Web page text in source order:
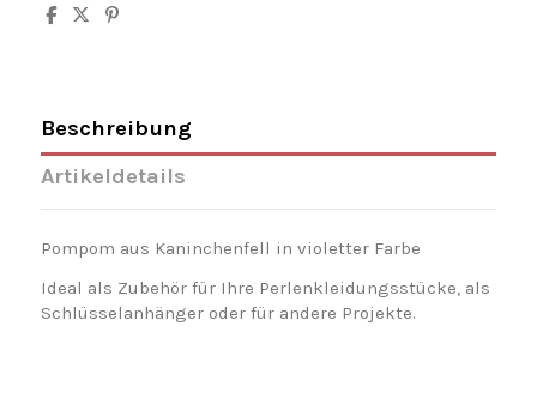
Beschreibung
Artikeldetails
Pompom aus Kaninchenfell in violetter Farbe
Ideal als Zubehör für Ihre Perlenkleidungsstücke, als
Schlüsselanhänger oder für andere Projekte.